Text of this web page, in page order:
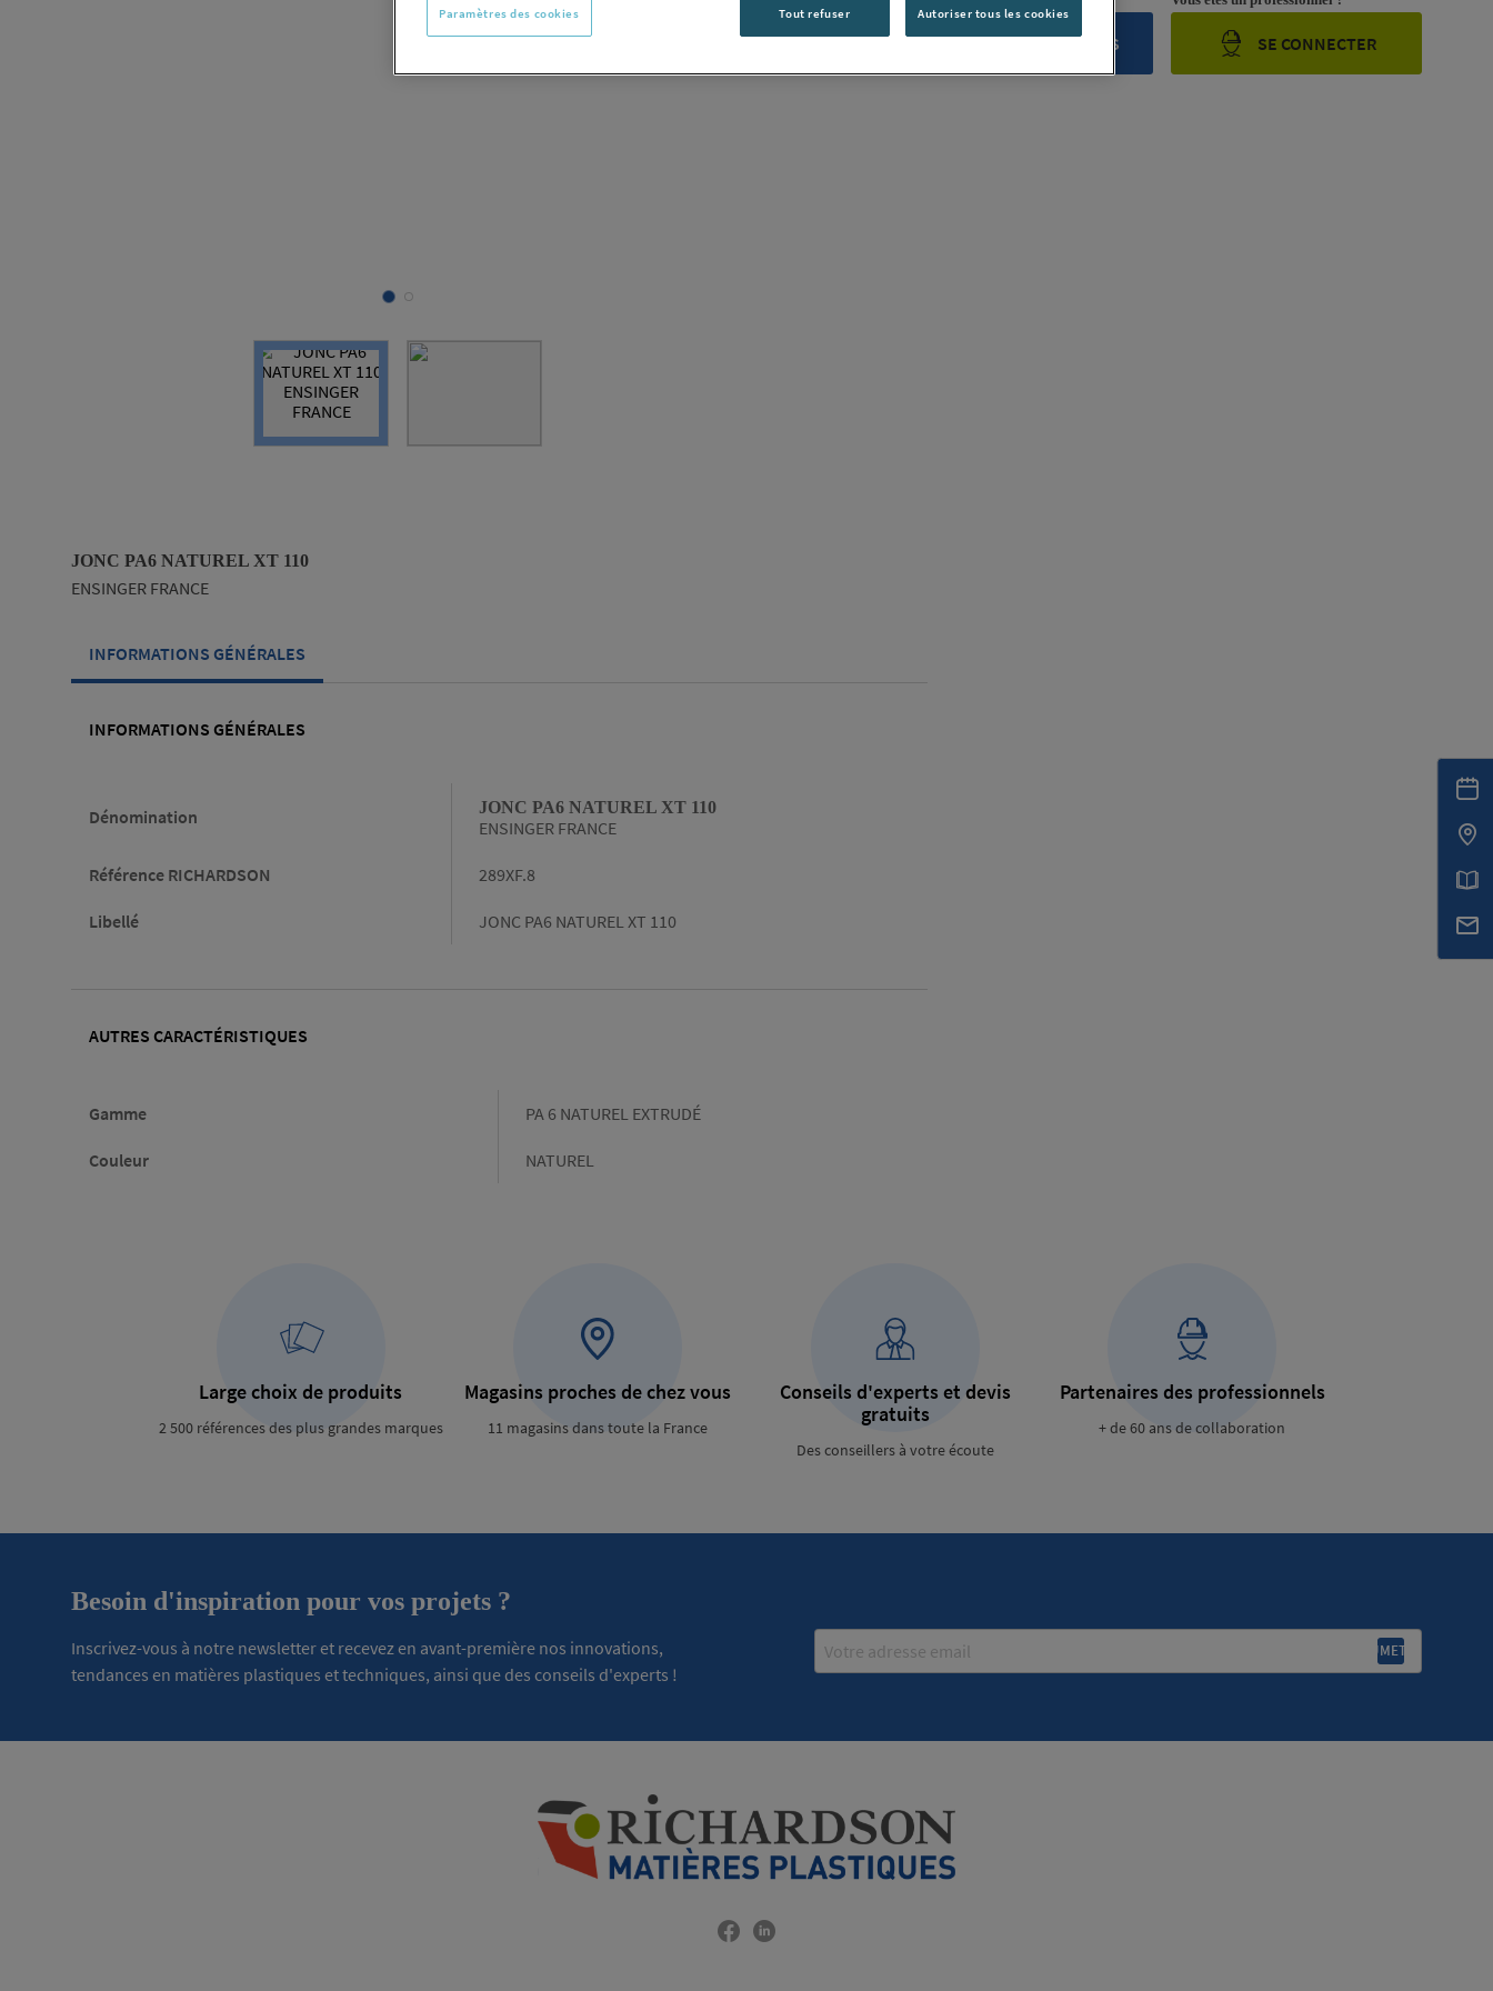
CONTACTEZ-NOUS SE CONNECTER
JONC PA6 NATUREL XT 110
ENSINGER FRANCE
INFORMATIONS GÉNÉRALES
INFORMATIONS GÉNÉRALES
Dénomination
JONC PA6 NATUREL XT 110
ENSINGER FRANCE
Référence RICHARDSON 289XF.8
Libellé JONC PA6 NATUREL XT 110
AUTRES CARACTÉRISTIQUES
Gamme Gamme
PA 6 NATUREL EXTRUDÉ
Couleur Couleur
NATUREL
Large choix de produits
2 500 références des plus grandes marques
Magasins proches de chez vous
11 magasins dans toute la France
Conseils d'experts et devis
gratuits
Des conseillers à votre écoute
Partenaires des professionnels
+ de 60 ans de collaboration
Besoin d'inspiration pour vos projets ?
Inscrivez-vous à notre newsletter et recevez en avant-première nos innovations,
tendances en matières plastiques et techniques, ainsi que des conseils d'experts !
Email
Tout refuser Autoriser tous les cookies
Paramètres des cookies